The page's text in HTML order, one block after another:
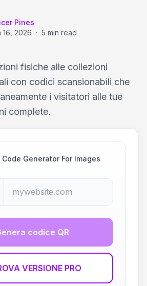
Pines
16, 2026 · 5 min read
fisiche alle collezioni
con codici scansionabili che
i visitatori alle tue
complete.
Code Generator For Images
codice QR
VERSIONE PRO